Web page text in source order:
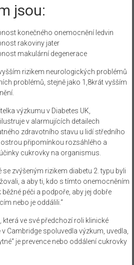
jsou:
konečného onemocnění ledvin
rakoviny jater
makulární degenerace
rizikem neurologických problémů
problémů, stejně jako 1,8krát vyšším
výzkumu v Diabetes UK,
v alarmujících detailech
zdravotního stavu u lidí středního
ostrou připomínkou rozsáhlého a
cukrovky na organismus.
se zvýšeným rizikem diabetu 2. typu byli
a aby ti, kdo s tímto onemocněním
péči a podpoře, aby jej dobře
nebo je oddálili.“
ve své předchozí roli klinické
Cambridge spoluvedla výzkum, uvedla,
je prevence nebo oddálení cukrovky